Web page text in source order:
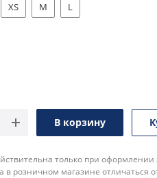
XS M L
В корзину
только при оформлении
в розничном магазине отличаться